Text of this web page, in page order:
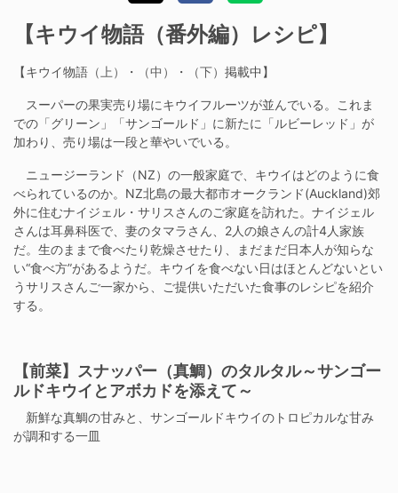
【キウイ物語（番外編）レシピ】
【キウイ物語 （上） ・ （中） ・ （下） 掲載中】
スーパーの果実売り場にキウイフルーツが並んでいる。これま
での「グリーン」「サンゴールド」に新たに「ルビーレッド」が
加わり、売り場は一段と華やいでいる。
ニュージーランド（NZ）の一般家庭で、キウイはどのように食
べられているのか。NZ北島の最大都市オークランド(Auckland)郊
外に住むナイジェル・サリスさんのご家庭を訪れた。ナイジェル
さんは耳鼻科医で、妻のタマラさん、2人の娘さんの計4人家族
だ。生のままで食べたり乾燥させたり、まだまだ日本人が知らな
い“食べ方”があるようだ。キウイを食べない日はほとんどないとい
うサリスさんご一家から、ご提供いただいた食事のレシピを紹介
する。
【前菜】スナッパー（真鯛）のタルタル～サンゴー
ルドキウイとアボカドを添えて～
新鮮な真鯛の甘みと、サンゴールドキウイのトロピカルな甘み
が調和する一皿